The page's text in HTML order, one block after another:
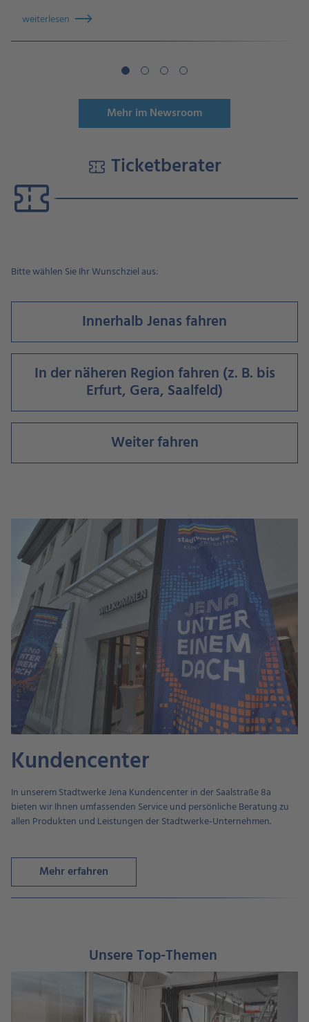
weiterlesen
Mehr im Newsroom
Ticketberater
Ticketberater
3
verfügbar
Bitte wählen Sie Ihr Wunschziel aus:
Innerhalb Jenas fahren
In der näheren Region fahren (z. B. bis
Erfurt, Gera, Saalfeld)
Weiter fahren
Kundencenter
In unserem Stadtwerke Jena Kundencenter in der Saalstraße 8a
bieten wir Ihnen umfassenden Service und persönliche Beratung zu
allen Produkten und Leistungen der Stadtwerke-Unternehmen.
Mehr erfahren
Unsere Top-Themen